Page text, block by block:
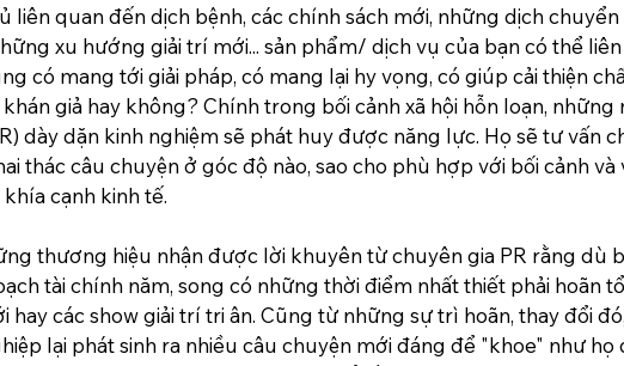
liên quan đến dịch bệnh, các chính sách mới, những dịch
xu hướng giải trí mới... sản phẩm/ dịch vụ của bạn có thể
có mang tới giải pháp, có mang lại hy vọng, có giúp cải thiện
giả hay không? Chính trong bối cảnh xã hội hỗn loạn, những
dày dặn kinh nghiệm sẽ phát huy được năng lực. Họ sẽ tư vấn
thác câu chuyện ở góc độ nào, sao cho phù hợp với bối cảnh và
cạnh kinh tế.
thương hiệu nhận được lời khuyên từ chuyên gia PR rằng dù
tài chính năm, song có những thời điểm nhất thiết phải hoãn
hay các show giải trí tri ân. Cũng từ những sự trì hoãn, thay đổi
lại phát sinh ra nhiều câu chuyện mới đáng để "khoe" như họ